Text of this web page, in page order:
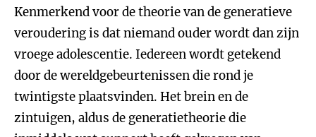
Kenmerkend voor de theorie van de generatieve
veroudering is dat niemand ouder wordt dan zijn
vroege adolescentie. Iedereen wordt getekend
door de wereldgebeurtenissen die rond je
twintigste plaatsvinden. Het brein en de
zintuigen, aldus de generatietheorie die